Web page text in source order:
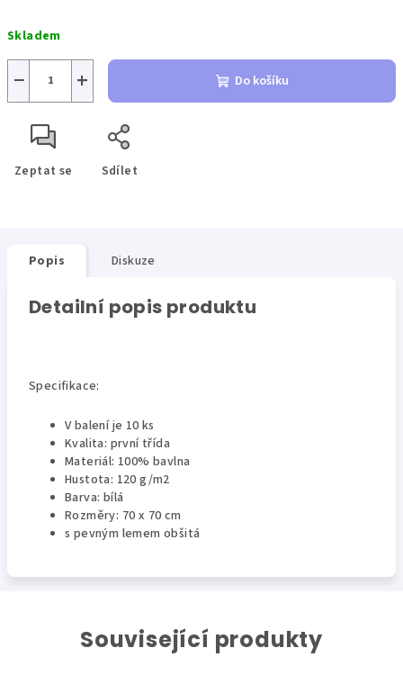
cena:
Skladem
+
− Do košíku
Zeptat se Sdílet
Popis Diskuze
Detailní popis produktu
Specifikace:
V balení je 10 ks
Kvalita: první třída
Materiál: 100% bavlna
Hustota: 120 g/m2
Barva: bílá
Rozměry: 70 x 70 cm
s pevným lemem obšitá
Související produkty